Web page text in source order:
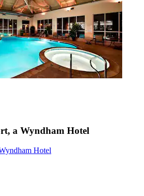
a Wyndham Hotel
Hotel